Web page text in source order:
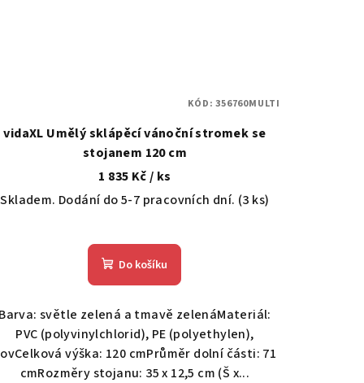
vidaXL Umělý sklápěcí vánoční stromek se
stojanem 120 cm
1 835 Kč/ ks
Skladem. Dodání do 5-7 pracovních dní. (3 ks)
Do košíku
Barva: světle zelená a tmavě zelenáMateriál:
PVC (polyvinylchlorid), PE (polyethylen),
výška: 120 cmPrůměr dolní části: 71
cmRozměry stojanu: 35 x 12,5 cm (Š x...
KÓD:356760MULTI